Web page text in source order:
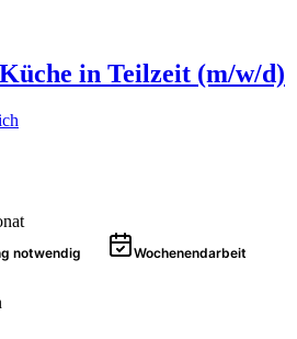
in Teilzeit (m/w/d)
notwendig
Wochenendarbeit